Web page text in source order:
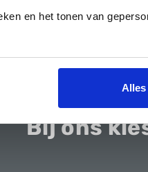
en het tonen van
Alles
Bij ons